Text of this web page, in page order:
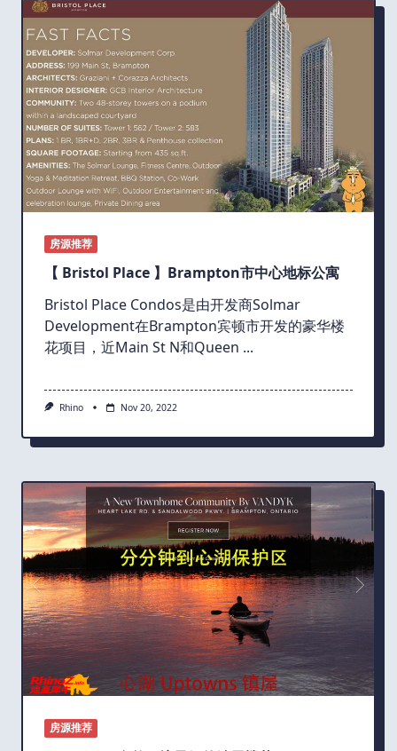
房源推荐
【 Bristol Place 】Brampton市中心地标公寓
Bristol Place Condos是由开发商Solmar
Development在Brampton宾顿市开发的豪华楼
花项目，近Main St N和Queen ...
Rhino Nov 20, 2022
房源推荐